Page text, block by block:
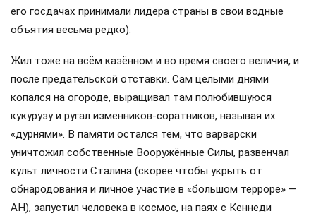
его госдачах принимали лидера страны в свои водные
объятия весьма редко).
Жил тоже на всём казённом и во время своего величия, и
после предательской отставки. Сам целыми днями
копался на огороде, выращивал там полюбившуюся
кукурузу и ругал изменников-соратников, называя их
«дурнями». В памяти остался тем, что варварски
уничтожил собственные Вооружённые Силы, развенчал
культ личности Сталина (скорее чтобы укрыть от
обнародования и личное участие в «большом терроре» —
АН), запустил человека в космос, на паях с Кеннеди